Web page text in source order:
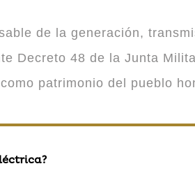
de la generación,
Decreto 48 de la Junta
patrimonio del pueblo